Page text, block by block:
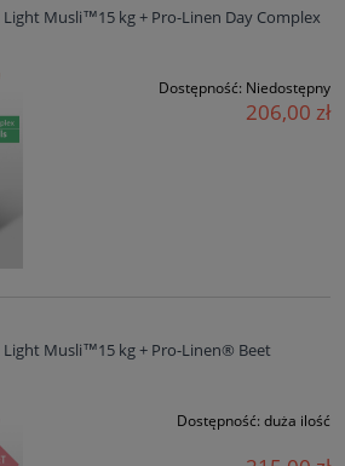
Musli™15 kg + Pro-Linen Day Complex
Dostępność: Niedostępny
206,00 zł
Musli™15 kg + Pro-Linen® Beet
Dostępność: duża ilość